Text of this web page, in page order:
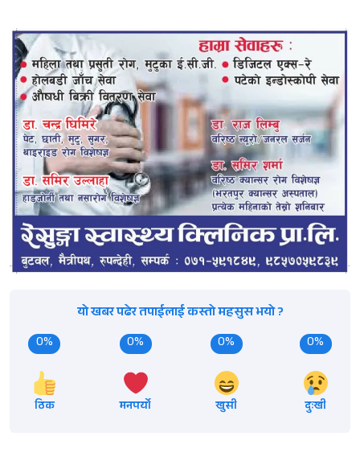
यो खबर पढेर तपाईलाई कस्तो महसुस भयो ?
0%
ठिक
0%
मनपर्यो
0%
खुसी
0%
दुःखी